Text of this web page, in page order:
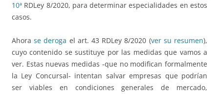
10ª RDLey 8/2020, para determinar especialidades en estos
casos.
Ahorase deroga el art. 43 RDLey 8/2020 (ver su resumen),
cuyo contenido se sustituye por las medidas que vamos a
ver. Estas nuevas medidas -que no modifican formalmente
la Ley Concursal- intentan salvar empresas que podrían
ser viables en condiciones generales de mercado,